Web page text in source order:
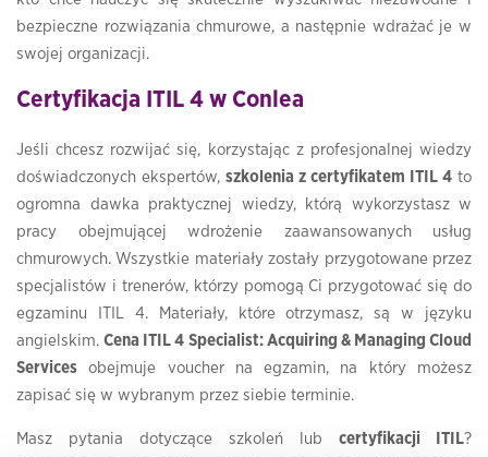
bezpieczne rozwiązania chmurowe, a następnie wdrażać je w
swojej organizacji.
Certyfikacja ITIL 4 w Conlea
Jeśli chcesz rozwijać się, korzystając z profesjonalnej wiedzy
doświadczonych ekspertów, szkolenia z certyfikatem ITIL 4 to
ogromna dawka praktycznej wiedzy, którą wykorzystasz w
pracy obejmującej wdrożenie zaawansowanych usług
chmurowych. Wszystkie materiały zostały przygotowane przez
specjalistów i trenerów, którzy pomogą Ci przygotować się do
egzaminu ITIL 4. Materiały, które otrzymasz, są w języku
angielskim.Cena ITIL 4 Specialist: Acquiring & Managing Cloud
Services obejmuje voucher na egzamin, na który możesz
zapisać się w wybranym przez siebie terminie.
Masz pytania dotyczące szkoleń lub certyfikacji ITIL?